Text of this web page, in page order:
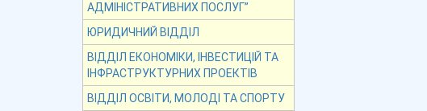
АДМІНІСТРАТИВНИХ ПОСЛУГ”
ЮРИДИЧНИЙ ВІДДІЛ
ВІДДІЛ ЕКОНОМІКИ, ІНВЕСТИЦІЙ ТА
ІНФРАСТРУКТУРНИХ ПРОЕКТІВ
ВІДДІЛ ОСВІТИ, МОЛОДІ ТА СПОРТУ